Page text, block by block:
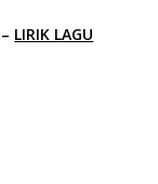
– LIRIK LAGU